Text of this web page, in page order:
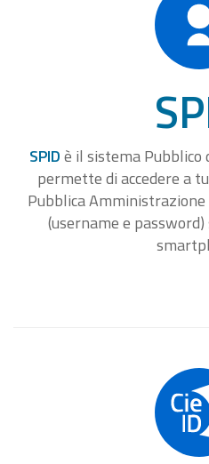
SPIDè il sistema
permette di accedere a
Pubblica
(username e